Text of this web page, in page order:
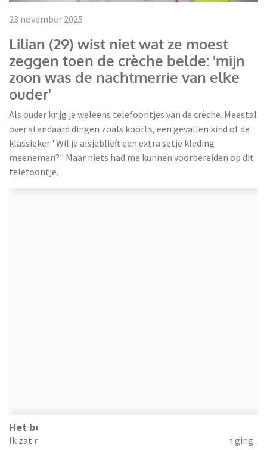
23 november 2025
Lilian (29) wist niet wat ze moest
zeggen toen de crèche belde: 'mijn
zoon was de nachtmerrie van elke
ouder'
Als ouder krijg je weleens telefoontjes van de crèche. Meestal
over standaard dingen zoals koorts, een gevallen kind of de
klassieker "Wil je alsjeblieft een extra setje kleding
meenemen?" Maar niets had me kunnen voorbereiden op dit
telefoontje.
Het begon als een doodnormale dag
Ik zat net aan mijn derde slok koffie toen mijn telefoon ging.